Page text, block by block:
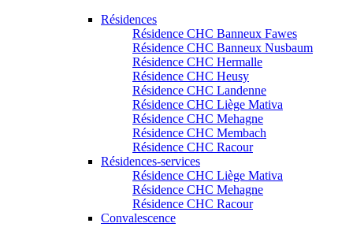
Résidences
Résidence CHC Banneux Fawes
Résidence CHC Banneux Nusbaum
Résidence CHC Hermalle
Résidence CHC Heusy
Résidence CHC Landenne
Résidence CHC Liège Mativa
Résidence CHC Mehagne
Résidence CHC Membach
Résidence CHC Racour
Résidences-services
Résidence CHC Liège Mativa
Résidence CHC Mehagne
Résidence CHC Racour
Convalescence